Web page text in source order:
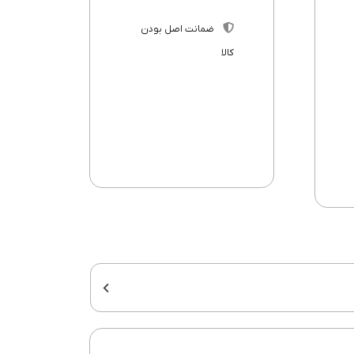
ضمانت اصل بودن
کالا